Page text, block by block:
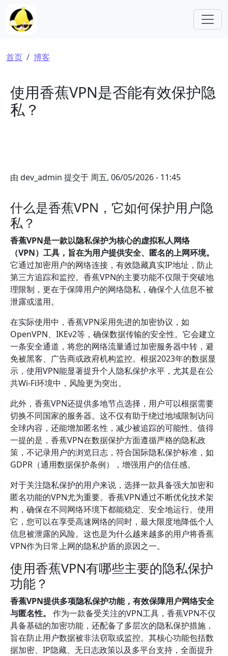
跳转到主要内容
面包屑
首页 博客
使用香蕉VPN是否能有效保护隐
私？
由 dev_admin 提交于 周五, 06/05/2026 - 11:45
什么是香蕉VPN，它如何保护用户隐
私？
香蕉VPN是一款以隐私保护为核心的虚拟私人网络
（VPN）工具，旨在为用户提供安全、匿名的上网环境。
它通过加密用户的网络连接，有效隐藏真实IP地址，防止
第三方追踪和监控。香蕉VPN的主要功能不仅限于突破地
理限制，更在于保障用户的网络隐私，确保个人信息不被
泄露或滥用。
在实际使用中，香蕉VPN采用先进的加密协议，如
OpenVPN、IKEv2等，确保数据传输的安全性。它会建立
一条安全通道，将您的网络流量通过加密服务器中转，避
免被黑客、广告商或政府机构监控。根据2023年的数据显
示，使用VPN能显著提升个人隐私保护水平，尤其是在公
共Wi-Fi环境中，风险更为突出。
此外，香蕉VPN还提供多地节点选择，用户可以根据需要
切换不同国家的服务器。这不仅有助于绕过地域限制访问
全球内容，还能增加匿名性，减少被追踪的可能性。值得
一提的是，香蕉VPN在数据保护方面遵循严格的隐私政
策，不记录用户的浏览日志，符合国际隐私保护标准，如
GDPR（通用数据保护条例），增强用户的信任感。
对于关注隐私保护的用户来说，选择一款具备强大加密和
匿名功能的VPN尤为重要。香蕉VPN通过不断优化技术架
构，确保在不同网络环境下都能稳定、安全地运行。使用
它，您可以在享受高速网络的同时，最大限度地降低个人
信息被泄露的风险。这也是为什么越来越多的用户将香蕉
VPN作为日常上网的隐私护盾的原因之一。
使用香蕉VPN有哪些主要的隐私保护
功能？
香蕉VPN提供多项隐私保护功能，有效保障用户网络安全
与匿名性。
作为一款备受关注的VPN工具，香蕉VPN不仅
具备基础的加密功能，还配备了多层次的隐私保护措施，
旨在防止用户数据被非法窃取或监控。其核心功能包括数
据加密、IP隐藏、无日志政策以及多平台支持，全面提升